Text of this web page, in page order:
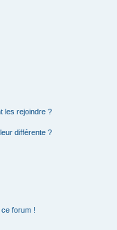
les rejoindre ?
différente ?
ce forum !